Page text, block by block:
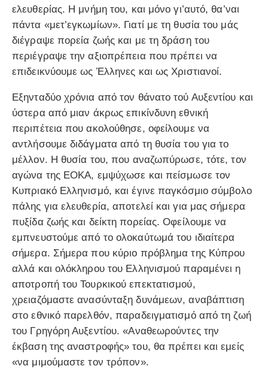
ελευθερίας. Η μνήμη του, και μόνο γι’αυτό, θα’ναι
πάντα «μετ’εγκωμίων». Γιατί με τη θυσία του μάς
διέγραψε πορεία ζωής και με τη δράση του
περιέγραψε την αξιοπρέπεια που πρέπει να
επιδεικνύουμε ως Έλληνες και ως Χριστιανοί.
Εξηνταδύο χρόνια από τον θάνατο τού Αυξεντίου και
ύστερα από μιαν άκρως επικίνδυνη εθνική
περιπέτεια που ακολούθησε, οφείλουμε να
αντλήσουμε διδάγματα από τη θυσία του για το
μέλλον. Η θυσία του, που αναζωπύρωσε, τότε, τον
αγώνα της ΕΟΚΑ, εμψύχωσε και πείσμωσε τον
Κυπριακό Ελληνισμό, και έγινε παγκόσμιο σύμβολο
πάλης για ελευθερία, αποτελεί και για μας σήμερα
πυξίδα ζωής και δείκτη πορείας. Οφείλουμε να
εμπνευστούμε από το ολοκαύτωμά του ιδιαίτερα
σήμερα. Σήμερα που κύριο πρόβλημα της Κύπρου
αλλά και ολόκληρου του Ελληνισμού παραμένει η
αποτροπή του Τουρκικού επεκτατισμού,
χρειαζόμαστε ανασύνταξη δυνάμεων, αναβάπτιση
στο εθνικό παρελθόν, παραδειγματισμό από τη ζωή
του Γρηγόρη Αυξεντίου. «Αναθεωρούντες την
έκβαση της αναστροφής» του, θα πρέπει και εμείς
«να μιμούμαστε τον τρόπον».